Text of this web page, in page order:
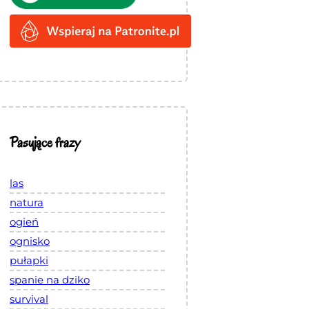
Pasujące frazy
las
natura
ogień
ognisko
pułapki
spanie na dziko
survival